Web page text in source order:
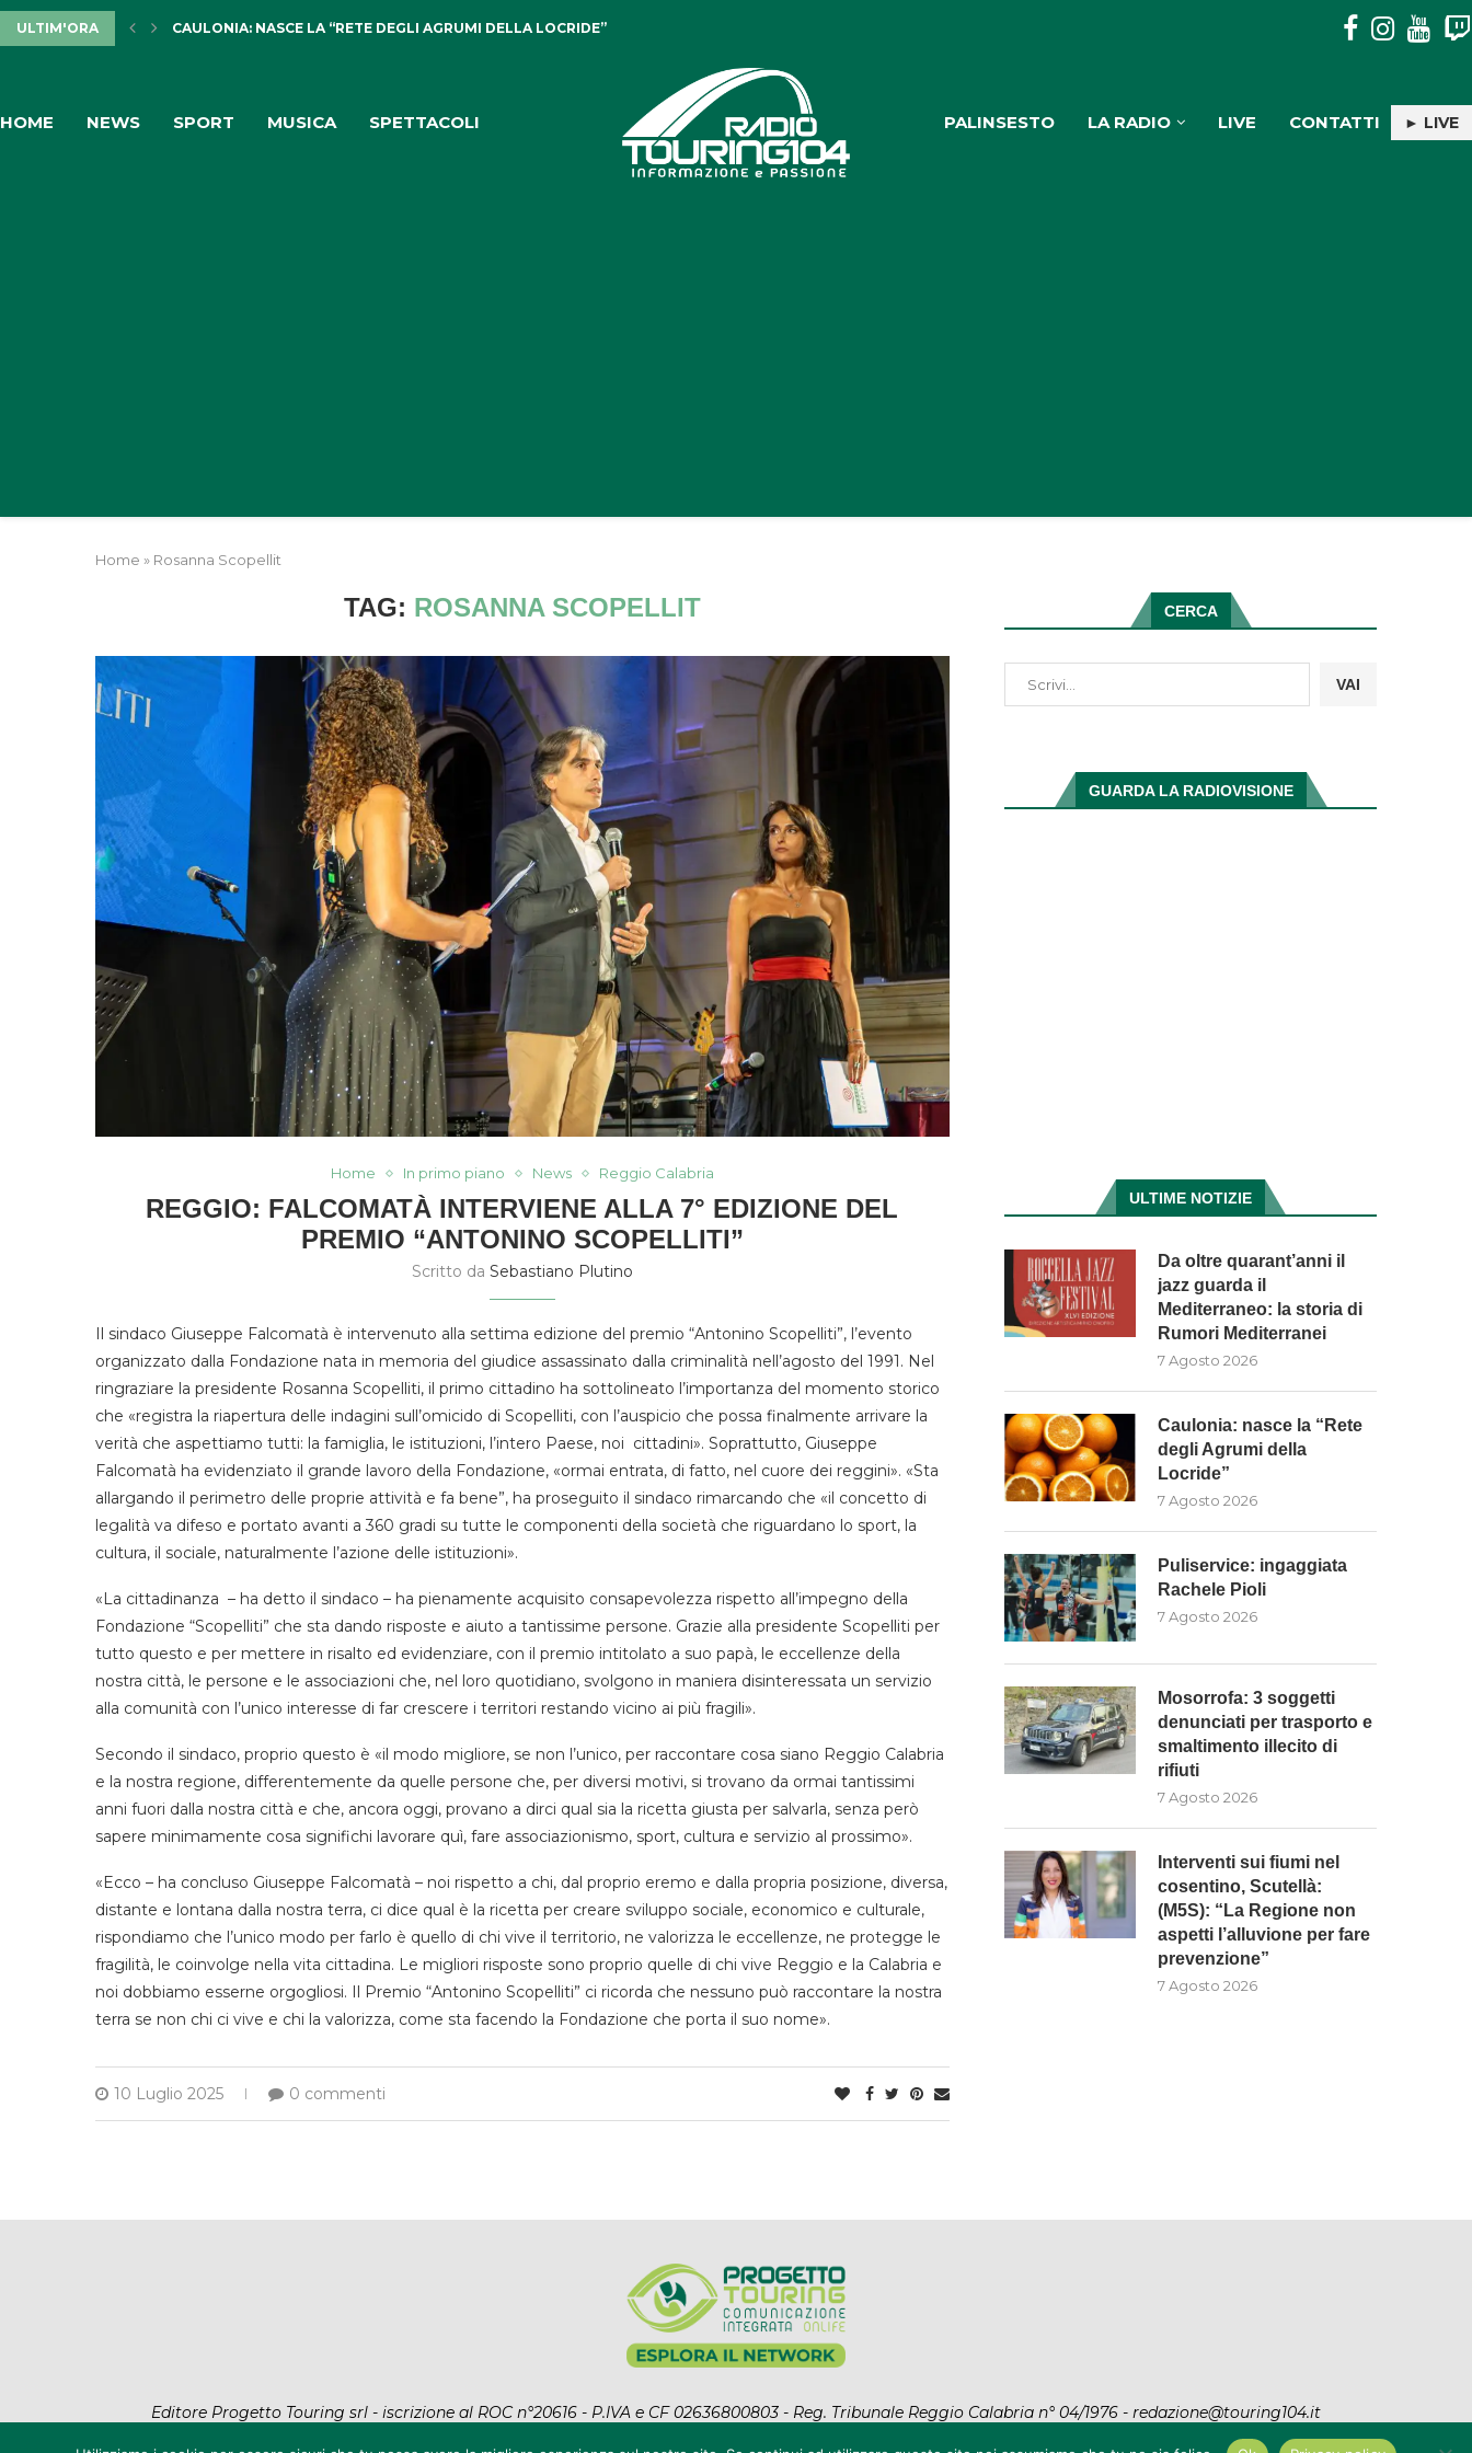
ULTIM'ORA CAULONIA: NASCE LA “RETE DEGLI AGRUMI DELLA LOCRIDE” PULISERVICE: INGAGGIATA RACHELE PIOLI
HOME NEWS SPORT MUSICA SPETTACOLI PALINSESTO LA RADIO LIVE CONTATTI ► LIVE
Home » Rosanna Scopellit
TAG: ROSANNA SCOPELLIT
Home In primo piano News Reggio Calabria
REGGIO: FALCOMATÀ INTERVIENE ALLA 7° EDIZIONE DEL
PREMIO “ANTONINO SCOPELLITI”
Scritto da Sebastiano Plutino
Il sindaco Giuseppe Falcomatà è intervenuto alla settima edizione del premio “Antonino Scopelliti”, l’evento
organizzato dalla Fondazione nata in memoria del giudice assassinato dalla criminalità nell’agosto del 1991. Nel
ringraziare la presidente Rosanna Scopelliti, il primo cittadino ha sottolineato l’importanza del momento storico
che «registra la riapertura delle indagini sull’omicido di Scopelliti, con l’auspicio che possa finalmente arrivare la
verità che aspettiamo tutti: la famiglia, le istituzioni, l’intero Paese, noi cittadini». Soprattutto, Giuseppe
Falcomatà ha evidenziato il grande lavoro della Fondazione, «ormai entrata, di fatto, nel cuore dei reggini». «Sta
allargando il perimetro delle proprie attività e fa bene”, ha proseguito il sindaco rimarcando che «il concetto di
legalità va difeso e portato avanti a 360 gradi su tutte le componenti della società che riguardano lo sport, la
cultura, il sociale, naturalmente l’azione delle istituzioni».
«La cittadinanza – ha detto il sindaco – ha pienamente acquisito consapevolezza rispetto all’impegno della
Fondazione “Scopelliti” che sta dando risposte e aiuto a tantissime persone. Grazie alla presidente Scopelliti per
tutto questo e per mettere in risalto ed evidenziare, con il premio intitolato a suo papà, le eccellenze della
nostra città, le persone e le associazioni che, nel loro quotidiano, svolgono in maniera disinteressata un servizio
alla comunità con l’unico interesse di far crescere i territori restando vicino ai più fragili».
Secondo il sindaco, proprio questo è «il modo migliore, se non l’unico, per raccontare cosa siano Reggio Calabria
e la nostra regione, differentemente da quelle persone che, per diversi motivi, si trovano da ormai tantissimi
anni fuori dalla nostra città e che, ancora oggi, provano a dirci qual sia la ricetta giusta per salvarla, senza però
sapere minimamente cosa significhi lavorare quì, fare associazionismo, sport, cultura e servizio al prossimo».
«Ecco – ha concluso Giuseppe Falcomatà – noi rispetto a chi, dal proprio eremo e dalla propria posizione, diversa,
distante e lontana dalla nostra terra, ci dice qual è la ricetta per creare sviluppo sociale, economico e culturale,
rispondiamo che l’unico modo per farlo è quello di chi vive il territorio, ne valorizza le eccellenze, ne protegge le
fragilità, le coinvolge nella vita cittadina. Le migliori risposte sono proprio quelle di chi vive Reggio e la Calabria e
noi dobbiamo esserne orgogliosi. Il Premio “Antonino Scopelliti” ci ricorda che nessuno può raccontare la nostra
terra se non chi ci vive e chi la valorizza, come sta facendo la Fondazione che porta il suo nome».
10 Luglio 2025 0 commenti
CERCA
VAI
GUARDA LA RADIOVISIONE
ULTIME NOTIZIE
Da oltre quarant’anni il
jazz guarda il
Mediterraneo: la storia di
Rumori Mediterranei
7 Agosto 2026
Caulonia: nasce la “Rete
degli Agrumi della
Locride”
7 Agosto 2026
Puliservice: ingaggiata
Rachele Pioli
7 Agosto 2026
Mosorrofa: 3 soggetti
denunciati per trasporto e
smaltimento illecito di
rifiuti
7 Agosto 2026
Interventi sui fiumi nel
cosentino, Scutellà:
(M5S): “La Regione non
aspetti l’alluvione per fare
prevenzione”
7 Agosto 2026
Editore Progetto Touring srl - iscrizione al ROC n°20616 - P.IVA e CF 02636800803 - Reg. Tribunale Reggio Calabria n° 04/1976 - redazione@touring104.it